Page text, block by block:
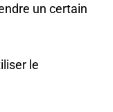
un certain
le